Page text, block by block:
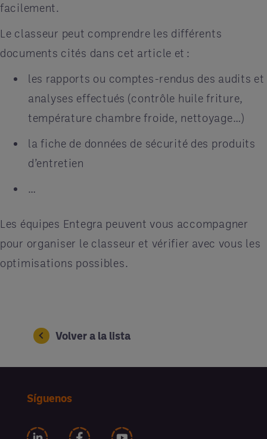
facilement.
Le classeur peut comprendre les différents
documents cités dans cet article et :
les rapports ou comptes-rendus des audits et
analyses effectués (contrôle huile friture,
température chambre froide, nettoyage…)
la fiche de données de sécurité des produits
d’entretien
…
Les équipes Entegra peuvent vous accompagner
pour organiser le classeur et vérifier avec vous les
optimisations possibles.
Volver a la lista
Síguenos